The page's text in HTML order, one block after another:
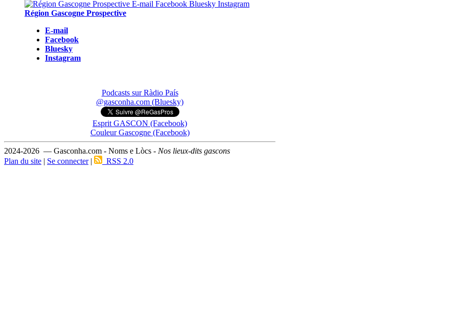
Région Gascogne Prospective
E-mail
Facebook
Bluesky
Instagram
Podcasts sur Ràdio País
@gasconha.com (Bluesky)
Esprit GASCON (Facebook)
Couleur Gascogne (Facebook)
2024-2026 — Gasconha.com - Noms e Lòcs - Nos lieux-dits gascons
Plan du site | Se connecter| RSS 2.0